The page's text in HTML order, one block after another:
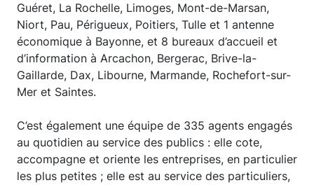
Guéret, La Rochelle, Limoges, Mont-de-Marsan,
Niort, Pau, Périgueux, Poitiers, Tulle et 1 antenne
économique à Bayonne, et 8 bureaux d’accueil et
d’information à Arcachon, Bergerac, Brive-la-
Gaillarde, Dax, Libourne, Marmande, Rochefort-sur-
Mer et Saintes.
C’est également une équipe de 335 agents engagés
au quotidien au service des publics : elle cote,
accompagne et oriente les entreprises, en particulier
les plus petites ; elle est au service des particuliers,